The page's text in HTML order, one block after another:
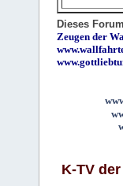
Dieses
Zeugen der
K-TV